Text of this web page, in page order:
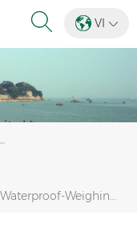
VI
Led-Digital-Industrial-Waterproof-Weighing-Indicator